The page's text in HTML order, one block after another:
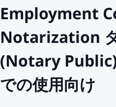
Employment
Notarization
(Notary
での使用向け